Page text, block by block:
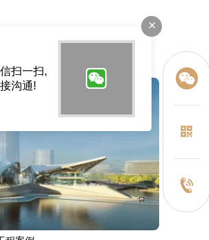
×
扫一扫,
沟通!